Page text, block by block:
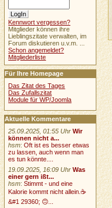
Kennwort vergessen?
Mitglieder können ihre
Lieblingszitate verwalten, im
Forum diskutieren u.v.m. ...
Schon angemeldet?
Mitgliederliste
Für Ihre Homepage
Das Zitat des Tages
Das Zufallszitat
Module für WP/Joomla
Aktuelle Kommentare
25.09.2025, 01:55 Uhr Wir
können nicht a...
hsm:Oft ist es besser etwas
zu lassen, auch wenn man
es tun könnte....
19.09.2025, 16:09 Uhr Was
einer gern ißt...
hsm:Stimmt - und eine
Kalorie kommt nicht allein.☕
&#1 29360; 🙃...